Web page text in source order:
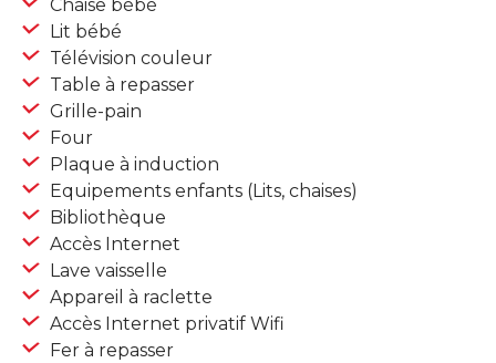
Chaise bébé
Lit bébé
Télévision couleur
Table à repasser
Grille-pain
Four
Plaque à induction
Equipements enfants (Lits, chaises)
Bibliothèque
Accès Internet
Lave vaisselle
Appareil à raclette
Accès Internet privatif Wifi
Fer à repasser